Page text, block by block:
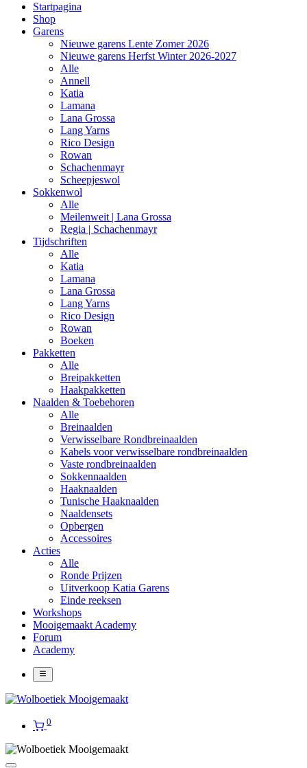
Startpagina
Shop
Garens
Nieuwe garens Lente Zomer 2026
Nieuwe garens Herfst Winter 2026-2027
Alle
Annell
Katia
Lamana
Lana Grossa
Lang Yarns
Rico Design
Rowan
Schachenmayr
Scheepjeswol
Sokkenwol
Alle
Meilenweit | Lana Grossa
Regia | Schachenmayr
Tijdschriften
Alle
Katia
Lamana
Lana Grossa
Lang Yarns
Rico Design
Rowan
Boeken
Pakketten
Alle
Breipakketten
Haakpakketten
Naalden & Toebehoren
Alle
Breinaalden
Verwisselbare Rondbreinaalden
Kabels voor verwisselbare rondbreinaalden
Vaste rondbreinaalden
Sokkennaalden
Haaknaalden
Tunische Haaknaalden
Naaldensets
Opbergen
Accessoires
Acties
Alle
Ronde Prijzen
Uitverkoop Katia Garens
Einde reeksen
Workshops
Mooigemaakt Academy
Forum
Academy
0